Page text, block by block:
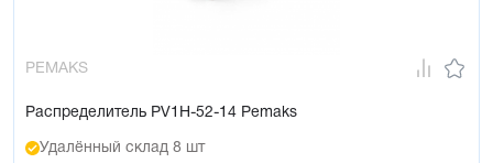
PEMAKS
Распределитель PV1H-52-14 Pemaks
Удалённый склад 8 шт